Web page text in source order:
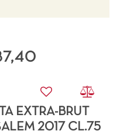
EXTRA-BRUT
2017 CL.75